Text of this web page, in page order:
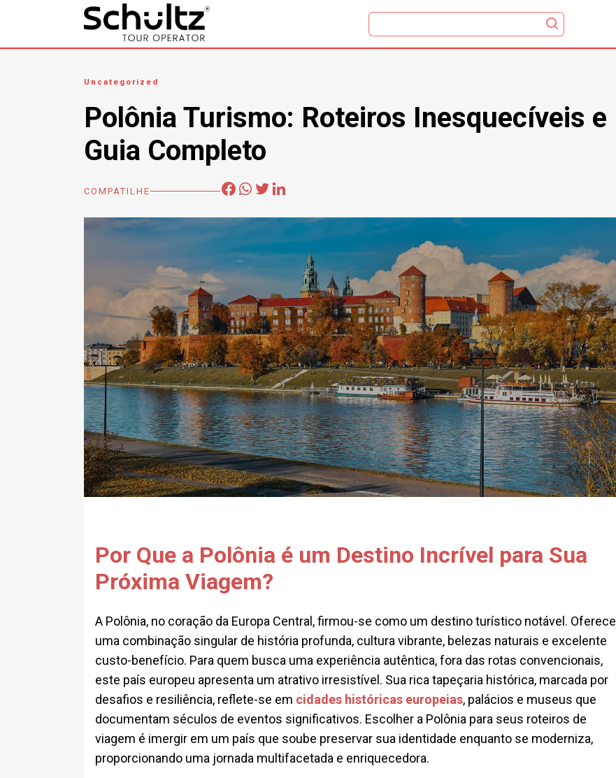
Uncategorized
Polônia Turismo: Roteiros Inesquecíveis e
Guia Completo
COMPATILHE
Por Que a Polônia é um Destino Incrível para Sua
Próxima Viagem?
A Polônia, no coração da Europa Central, firmou-se como um destino turístico notável. Oferece
uma combinação singular de história profunda, cultura vibrante, belezas naturais e excelente
custo-benefício. Para quem busca uma experiência autêntica, fora das rotas convencionais,
este país europeu apresenta um atrativo irresistível. Sua rica tapeçaria histórica, marcada por
desafios e resiliência, reflete-se em cidades históricas europeias, palácios e museus que
documentam séculos de eventos significativos. Escolher a Polônia para seus roteiros de
viagem é imergir em um país que soube preservar sua identidade enquanto se moderniza,
proporcionando uma jornada multifacetada e enriquecedora.